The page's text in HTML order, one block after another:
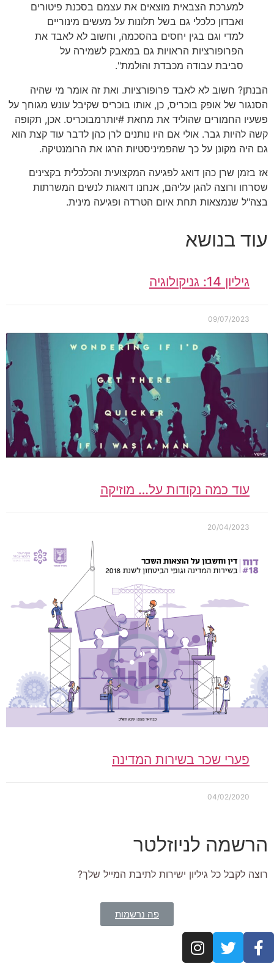
למערכת הצבאית מוצאים את עצמם בסכנת פיטורים
ואבדון כלכלי גם בשל תלונות על מעשים מינוריים
למדי וגם בגין יחסים בהסכמה, וחשוב לא לאבד את
הפרופורציות הראויות גם במאבק לשמירה על
סביבת עבודה מכבדת והולמת".
הבנתן? חשוב לא לאבד פרופורציות. ואת זה אומר מי שהיה
הסנגור של אופק בוכריס, כן, אותו בוכריס שקיבל עונש מגוחך על
פשעיו החמורים שהוליד את מחאת #יותרמבוכריס. אכן, תקופה
קשה להיות גבר. אולי אם היו נותנים לרן כהן לדבר עוד קצת הוא
גם היה מקונן על כך שהפמיניסטיות הרגו את הרומנטיקה.
אז בזמן שרן כהן דואג לפגיעה המקצועית והכלכלית בקצינים
שסרחו ורוצה להגן עליהם, אנחנו דואגות לנשים המשרתות
בצה"ל שנמצאות תחת איום הטרדה ופגיעה מינית.
עוד בנושא
גיליון 14: גניקולוגיה
09/07/2023
עוד כמה נקודות על… מוזיקה
20/04/2023
פערי שכר בשירות המדינה
04/02/2020
הרשמה לניוזלטר
רוצה לקבל כל גיליון ישירות לתיבת המייל שלך?
פה נרשמות